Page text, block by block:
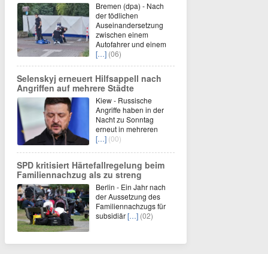
Bremen (dpa) - Nach
der tödlichen
Auseinandersetzung
zwischen einem
Autofahrer und einem
[…] (06)
Selenskyj erneuert Hilfsappell nach
Angriffen auf mehrere Städte
Kiew - Russische
Angriffe haben in der
Nacht zu Sonntag
erneut in mehreren
[…] (00)
SPD kritisiert Härtefallregelung beim
Familiennachzug als zu streng
Berlin - Ein Jahr nach
der Aussetzung des
Familiennachzugs für
subsidiär[…] (02)